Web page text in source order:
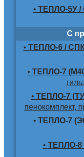
• ТЕПЛО-5У /
С
• ТЕПЛО-6 /
• ТЕПЛО-7
• ТЕПЛО-7
пенокомплект,
• ТЕПЛО-7
• ТЕПЛО-8